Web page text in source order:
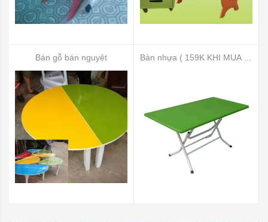
Bán gỗ bán nguyệt Bàn nhựa ( 159K KHI MUA NHIỀU)